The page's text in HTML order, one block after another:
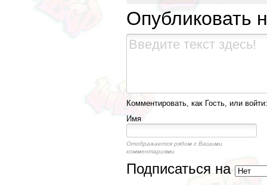
Опубликовать
Комментировать, как Гость, или войти:
Имя
Отображается рядом с Вашими
комментариями
Подписаться на